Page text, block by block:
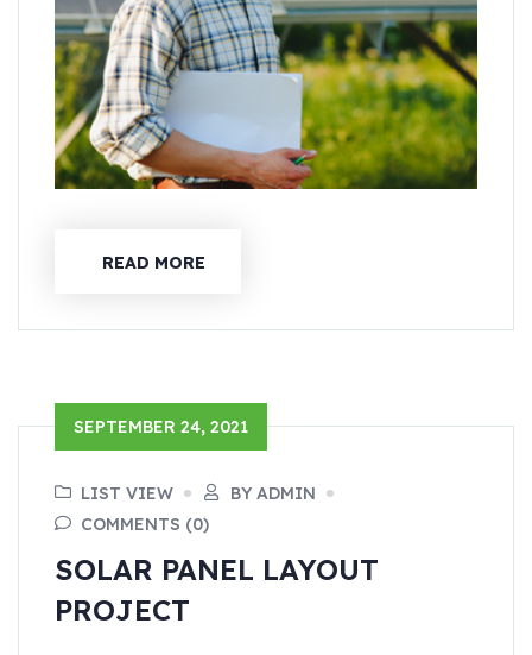
READ MORE
SEPTEMBER 24, 2021
LIST VIEW
BY ADMIN
COMMENTS (0)
SOLAR PANEL LAYOUT
PROJECT